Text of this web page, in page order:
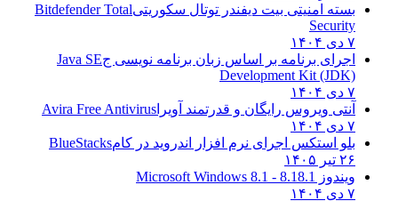
بسته امنیتی بیت دیفندر توتال سکوریتیBitdefender Total
Security
اجرای برنامه بر اساس زبان برنامه نویسی جJava SE
Development Kit (JDK)
آنتی ویروس رایگان و قدرتمند آویراAvira Free Antivirus
بلو استکس اجرای نرم افزار اندروید در کامBlueStacks
ویندوز 8.18.1 - Microsoft Windows 8.1